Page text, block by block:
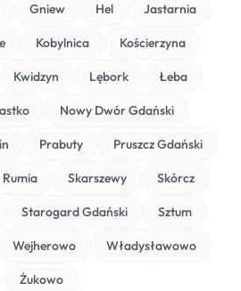
Gniew Hel Jastarnia
Kobylnica Kościerzyna
Kwidzyn Lębork Łeba
Nowy Dwór Gdański
Prabuty Pruszcz Gdański
Rumia Skarszewy Skórcz
Starogard Gdański Sztum
Wejherowo Władysławowo
Żukowo